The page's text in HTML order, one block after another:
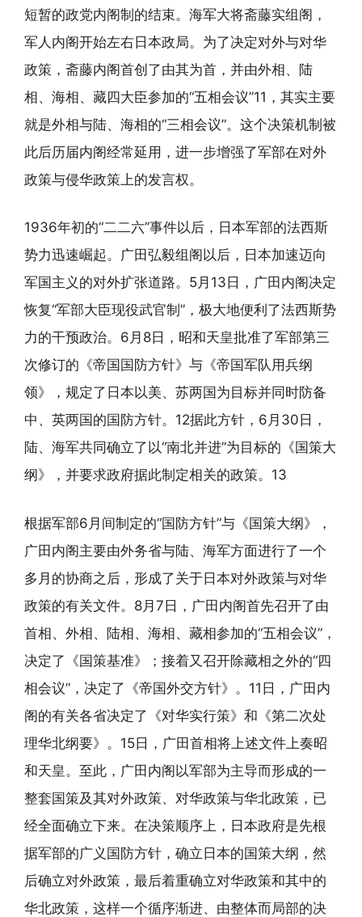
短暂的政党内阁制的结束。海军大将斋藤实组阁，
军人内阁开始左右日本政局。为了决定对外与对华
政策，斋藤内阁首创了由其为首，并由外相、陆
相、海相、藏四大臣参加的“五相会议”11，其实主要
就是外相与陆、海相的“三相会议”。这个决策机制被
此后历届内阁经常延用，进一步增强了军部在对外
政策与侵华政策上的发言权。
1936年初的“二二六”事件以后，日本军部的法西斯
势力迅速崛起。广田弘毅组阁以后，日本加速迈向
军国主义的对外扩张道路。5月13日，广田内阁决定
恢复“军部大臣现役武官制”，极大地便利了法西斯势
力的干预政治。6月8日，昭和天皇批准了军部第三
次修订的《帝国国防方针》与《帝国军队用兵纲
领》，规定了日本以美、苏两国为目标并同时防备
中、英两国的国防方针。12据此方针，6月30日，
陆、海军共同确立了以“南北并进”为目标的《国策大
纲》，并要求政府据此制定相关的政策。13
根据军部6月间制定的“国防方针”与《国策大纲》，
广田内阁主要由外务省与陆、海军方面进行了一个
多月的协商之后，形成了关于日本对外政策与对华
政策的有关文件。8月7日，广田内阁首先召开了由
首相、外相、陆相、海相、藏相参加的“五相会议”，
决定了《国策基准》；接着又召开除藏相之外的“四
相会议”，决定了《帝国外交方针》。11日，广田内
阁的有关各省决定了《对华实行策》和《第二次处
理华北纲要》。15日，广田首相将上述文件上奏昭
和天皇。至此，广田内阁以军部为主导而形成的一
整套国策及其对外政策、对华政策与华北政策，已
经全面确立下来。在决策顺序上，日本政府是先根
据军部的广义国防方针，确立日本的国策大纲，然
后确立对外政策，最后着重确立对华政策和其中的
华北政策，这样一个循序渐进、由整体而局部的决